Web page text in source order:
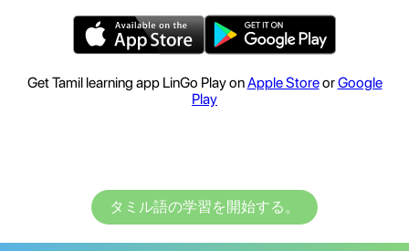
Get Tamil learning app LinGo Play onApple StoreorGoogle
Play
タミル語の学習を開始する。